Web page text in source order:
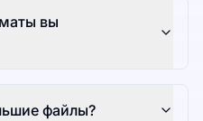
вы
файлы?